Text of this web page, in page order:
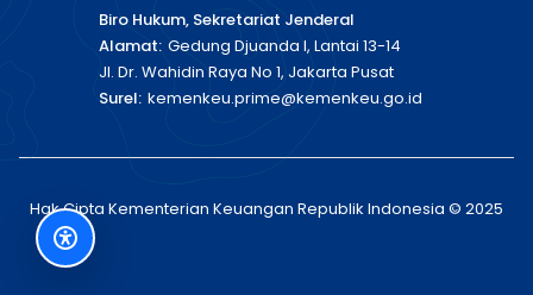
Biro Hukum, Sekretariat Jenderal
Alamat: Gedung Djuanda I, Lantai 13-14
Jl. Dr. Wahidin Raya No 1, Jakarta Pusat
Surel: kemenkeu.prime@kemenkeu.go.id
Hak Cipta Kementerian Keuangan Republik Indonesia © 2025